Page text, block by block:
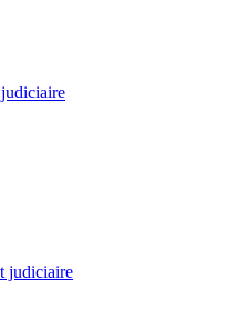
judiciaire
judiciaire